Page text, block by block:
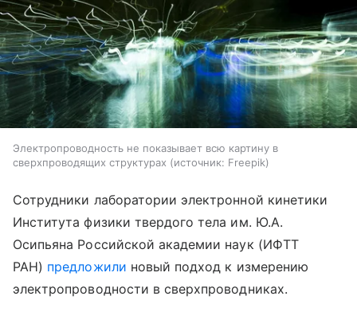
Электропроводность не показывает всю картину в
сверхпроводящих структурах
источник: Freepik
Сотрудники лаборатории электронной кинетики
Института физики твердого тела им. Ю.А.
Осипьяна Российской академии наук (ИФТТ
РАН) предложили новый подход к измерению
электропроводности в сверхпроводниках.